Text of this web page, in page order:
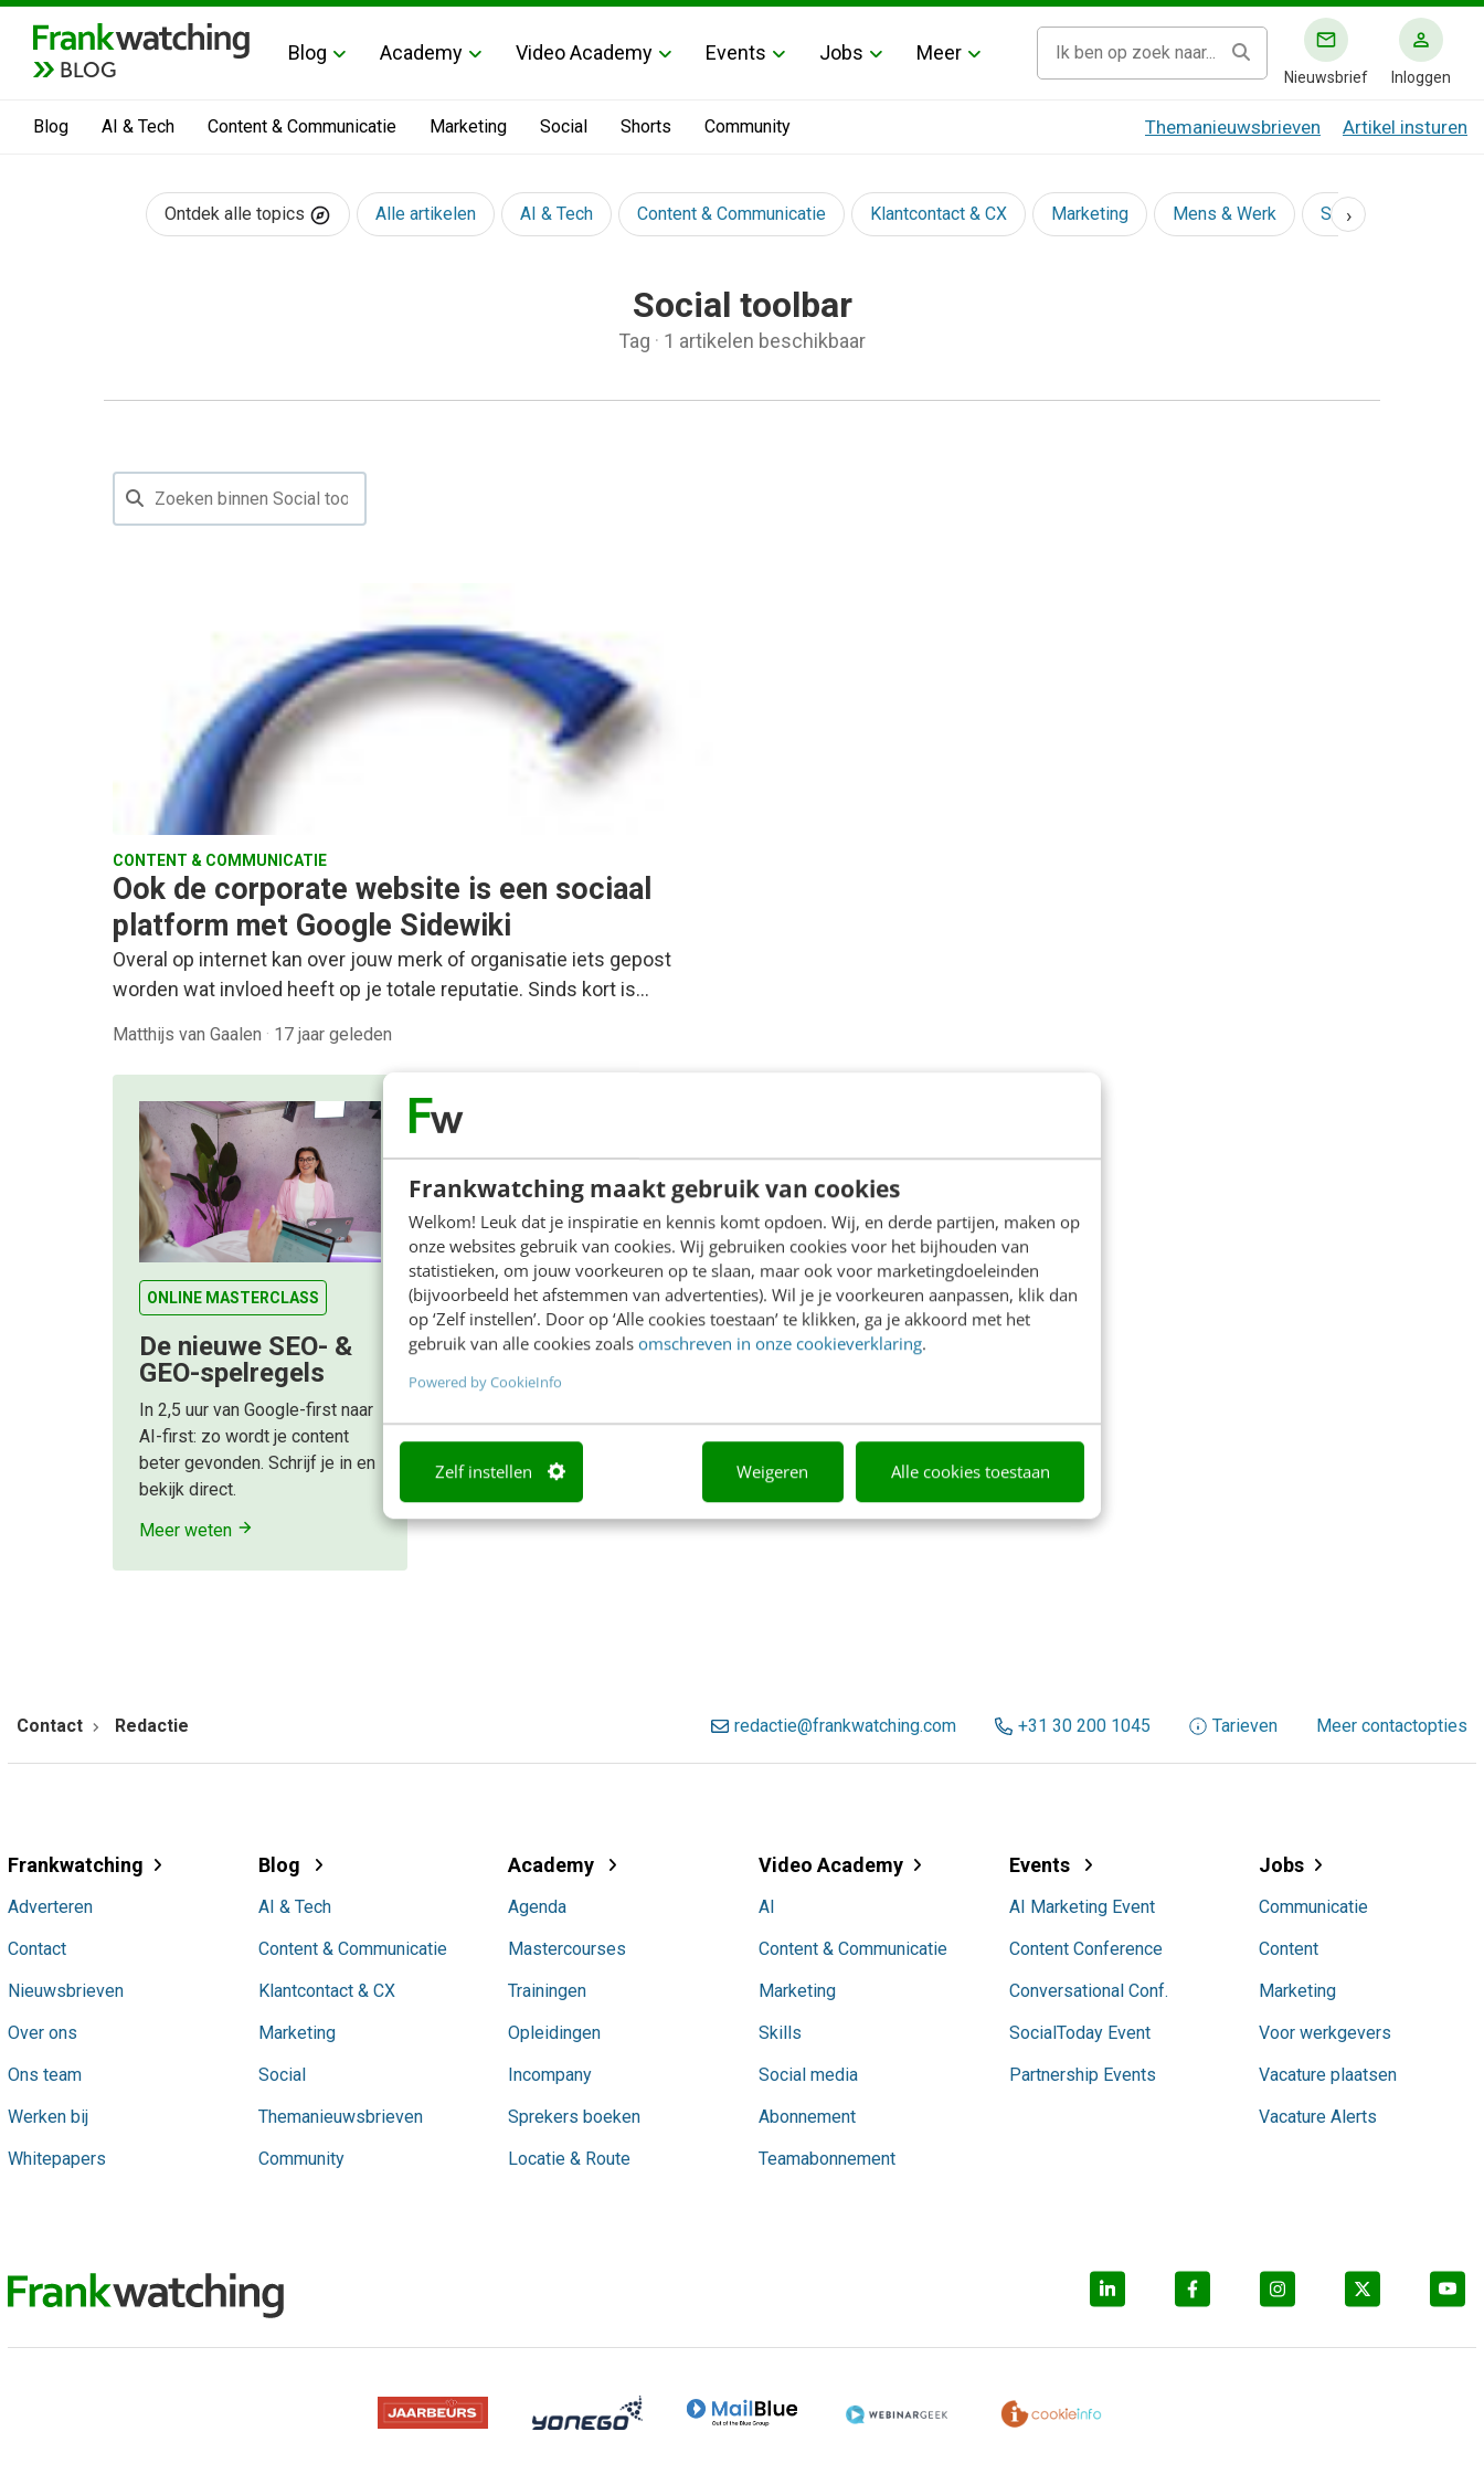
Frankwatching maakt gebruik van cookies
Welkom! Leuk dat je inspiratie en kennis komt opdoen. Wij, en derde partijen, maken op
onze websites gebruik van cookies. Wij gebruiken cookies voor het bijhouden van
statistieken, om jouw voorkeuren op te slaan, maar ook voor marketingdoeleinden
(bijvoorbeeld het afstemmen van advertenties). Wil je je voorkeuren aanpassen, klik dan
op ‘Zelf instellen’. Door op ‘Alle cookies toestaan’ te klikken, ga je akkoord met het
gebruik van alle cookies zoals omschreven in onze cookieverklaring.
Powered by CookieInfo
Zelf instellen Weigeren Alle cookies toestaan
BLOG
Blog Academy Video Academy Events Jobs Meer
Nieuwsbrief Inloggen
Blog AI & Tech Content & Communicatie Marketing Social Shorts Community Themanieuwsbrieven Artikel insturen
Ontdek alle topics Alle artikelen AI & Tech Content & Communicatie Klantcontact & CX Marketing Mens & Werk Social
›
Social toolbar
Tag · 1 artikelen beschikbaar
CONTENT & COMMUNICATIE
Ook de corporate website is een sociaal
platform met Google Sidewiki
Overal op internet kan over jouw merk of organisatie iets gepost
worden wat invloed heeft op je totale reputatie. Sinds kort is…
Matthijs van Gaalen · 17 jaar geleden
ONLINE MASTERCLASS
De nieuwe SEO- &
GEO-spelregels
In 2,5 uur van Google-first naar
AI-first: zo wordt je content
beter gevonden. Schrijf je in en
bekijk direct.
Meer weten
Contact Redactie redactie@frankwatching.com +31 30 200 1045 Tarieven Meer contactopties
Frankwatching
Adverteren
Contact
Nieuwsbrieven
Over ons
Ons team
Werken bij
Whitepapers
Blog
AI & Tech
Content & Communicatie
Klantcontact & CX
Marketing
Social
Themanieuwsbrieven
Community
Academy
Agenda
Mastercourses
Trainingen
Opleidingen
Incompany
Sprekers boeken
Locatie & Route
Video Academy
AI
Content & Communicatie
Marketing
Skills
Social media
Abonnement
Teamabonnement
Events
AI Marketing Event
Content Conference
Conversational Conf.
SocialToday Event
Partnership Events
Jobs
Communicatie
Content
Marketing
Voor werkgevers
Vacature plaatsen
Vacature Alerts